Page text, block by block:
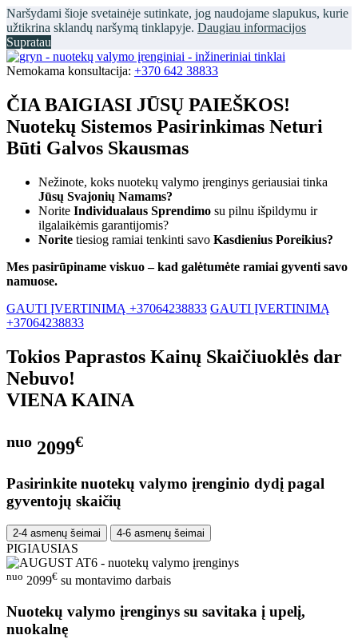
Naršydami šioje svetainėje sutinkate, jog naudojame slapukus, kurie
užtikrina sklandų naršymą tinklapyje. Daugiau informacijos
Supratau
Nemokama konsultacija: +370 642 38833
ČIA BAIGIASI JŪSŲ PAIEŠKOS!
Nuotekų Sistemos Pasirinkimas Neturi
Būti Galvos Skausmas
Nežinote, koks nuotekų valymo įrenginys geriausiai tinka
Jūsų Svajonių Namams?
Norite Individualaus Sprendimo su pilnu išpildymu ir
ilgalaikėmis garantijomis?
Norite tiesiog ramiai tenkinti savo Kasdienius Poreikius?
Mes pasirūpiname viskuo – kad galėtumėte ramiai gyventi savo
namuose.
GAUTI ĮVERTINIMĄ +37064238833 GAUTI ĮVERTINIMĄ
+37064238833
Tokios Paprastos Kainų Skaičiuoklės dar
Nebuvo!
VIENA KAINA
nuo 2099€
Pasirinkite nuotekų valymo įrenginio dydį pagal
gyventojų skaičių
2-4 asmenų šeimai 4-6 asmenų šeimai
PIGIAUSIAS
nuo 2099€ su montavimo darbais
Nuotekų valymo įrenginys su savitaka į upelį,
nuokalnę